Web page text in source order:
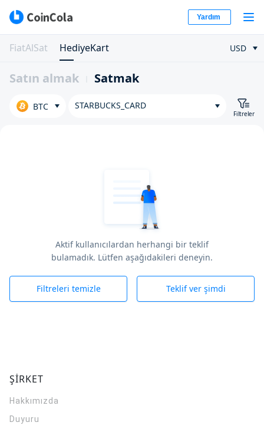
Yardım
FiatAlSat HediyeKart USD
Satın almak Satmak
BTC STARBUCKS_CARD
Filtreler
Aktif kullanıcılardan herhangi bir teklif
bulamadık. Lütfen aşağıdakileri deneyin.
Filtreleri temizle Teklif ver şimdi
ŞİRKET
Hakkımızda
Duyuru